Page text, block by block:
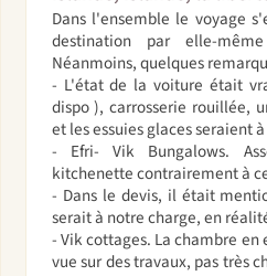
Dans l'ensemble le voyage
destination par elle-
Néanmoins, quelques
- L'état de la voiture était
dispo ), carrosserie rouillée,
et les essuies glaces seraient
- Efri- Vik Bungalows.
kitchenette contrairement à
- Dans le devis, il était
serait à notre charge, en
- Vik cottages. La chambre
vue sur des travaux, pas très